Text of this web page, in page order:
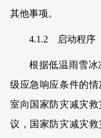
其他事项。
4.1.2 启动程序
根据低温雨雪
级应急响应条件的
室向国家防灾减灾
议，国家防灾减灾